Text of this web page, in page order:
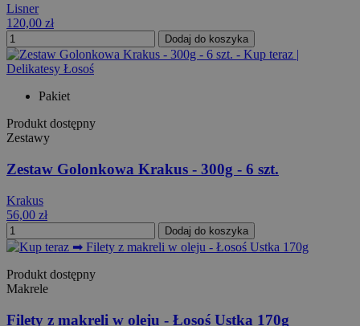
Lisner
120,00 zł
Dodaj do koszyka
Pakiet
Produkt dostępny
Zestawy
Zestaw Golonkowa Krakus - 300g - 6 szt.
Krakus
56,00 zł
Dodaj do koszyka
Produkt dostępny
Makrele
Filety z makreli w oleju - Łosoś Ustka 170g